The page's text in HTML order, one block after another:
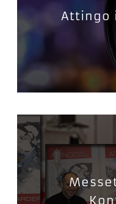
Attingo